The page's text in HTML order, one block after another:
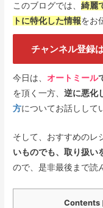
このブログでは、綺麗
トに特化した情報をお
チャンネル登録
今日は、オートミール
を頂く一方、逆に悪化
方についてお話しして
そして、おすすめのレ
いものでも、取り扱い
ので、是非最後まで読
Contents